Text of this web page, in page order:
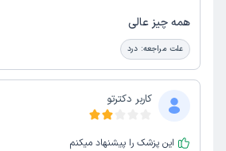
همه چیز عالی
علت مراجعه: درد
کاربر دکترتو
این پزشک را پیشنهاد میکنم